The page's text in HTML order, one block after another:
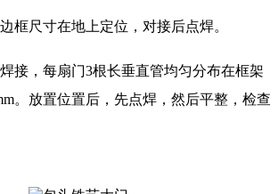
尺寸在地上定位，对接后点焊。
，每扇门3根长垂直管均匀分布在框架
。放置位置后，先点焊，然后平整，检查